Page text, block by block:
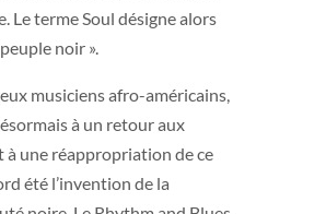
Le terme Soul désigne alors
noir ».
musiciens afro-américains,
à un retour aux
à une réappropriation de ce
été l’invention de la